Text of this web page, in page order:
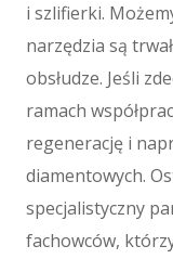
i szlifierki.
narzędzia są
obsłudze. Jeśli
ramach
regenerację i
diamentowych.
specjalistyczny
fachowców,